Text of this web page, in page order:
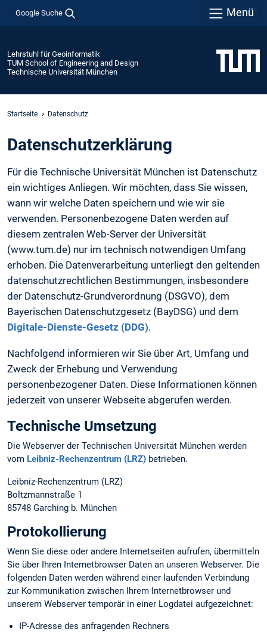
Google Suche Menü
Lehrstuhl für Geoinformatik
TUM School of Engineering and Design
Technische Universität München
Startseite Datenschutz
Daten­schutz­erklärung
Für die Technische Universität München ist Datenschutz
ein wichtiges Anliegen. Wir möchten, dass Sie wissen,
wann wir welche Daten speichern und wie wir sie
verwenden. Personenbezogene Daten werden auf
diesem zentralen Web-Server der Universität
(www.tum.de) nur im technisch notwendigen Umfang
erhoben. Die Datenverarbeitung unterliegt den geltenden
datenschutzrechtlichen Bestimmungen, insbesondere
der Datenschutz-Grundverordnung (DSGVO), dem
Bayerischen Datenschutzgesetz (BayDSG) und dem
Digitale-Dienste-Gesetz (DDG).
Nachfolgend informieren wir Sie über Art, Umfang und
Zweck der Erhebung und Verwendung
personenbezogener Daten. Diese Informationen können
jederzeit von unserer Webseite abgerufen werden.
Technische Umsetzung
Die Webserver der Technischen Universität München werden
vom Leibniz-Rechenzentrum (LRZ) betrieben.
Leibniz-Rechenzentrum (LRZ)
Boltzmannstraße 1
85748 Garching b. München
Protokollierung
Wenn Sie diese oder andere Internetseiten aufrufen, übermitteln
Sie über Ihren Internetbrowser Daten an unseren Webserver. Die
folgenden Daten werden während einer laufenden Verbindung
zur Kommunikation zwischen Ihrem Internetbrowser und
unserem Webserver temporär in einer Logdatei aufgezeichnet:
IP-Adresse des anfragenden Rechners